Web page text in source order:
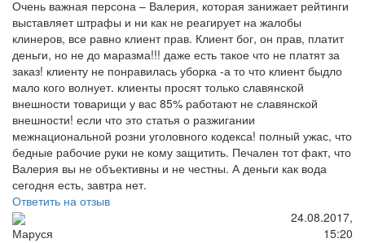
Очень важная персона – Валерия, которая занижает рейтинги
выставляет штрафы и ни как не реагирует на жалобы
клинеров, все равно клиент прав. Клиент бог, он прав, платит
деньги, но не до маразма!!! даже есть такое что не платят за
заказ! клиенту не понравилась уборка -а то что клиент быдло
мало кого волнует. клиенты просят только славянской
внешности товарищи у вас 85% работают не славянской
внешности! если что это статья о разжигании
межнациональной розни уголовного кодекса! полный ужас, что
бедные рабочие руки не кому защитить. Печален тот факт, что
Валерия вы не объективны и не честны. А деньги как вода
сегодня есть, завтра нет.
Ответить на отзыв
Маруся
24.08.2017,
15:20